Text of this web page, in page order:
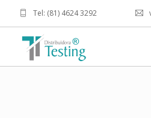
Tel: (81) 4624 3292